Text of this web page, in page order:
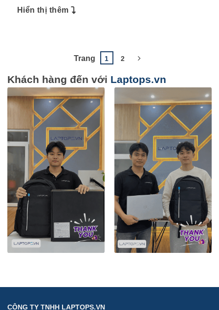
Hiển thị thêm
1 2
Khách hàng đến với Laptops.vn
CÔNG TY TNHH LAPTOPS.VN